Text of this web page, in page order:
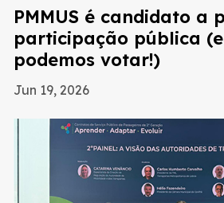
PMMUS é candidato a
participação pública
podemos votar!)
Jun 19, 2026